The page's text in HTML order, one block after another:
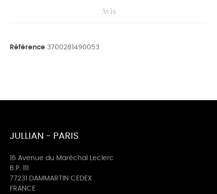
Avis
Référence 3700281490053
JULLIAN - PARIS
16 Avenue du Maréchal Leclerc
B.P. 111
77231 DAMMARTIN CEDEX
FRANCE